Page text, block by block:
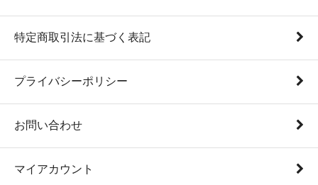
特定商取引法に基づく表記
プライバシーポリシー
お問い合わせ
マイアカウント